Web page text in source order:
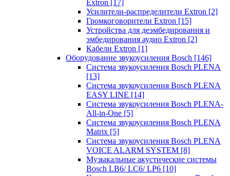
Extron [17]
Усилители-распределители Extron [2]
Громкоговорители Extron [15]
Устройства для деэмбедирования и
эмбедирования аудио Extron [2]
Кабели Extron [1]
Оборудование звукоусиления Bosch [146]
Система звукоусиления Bosch PLENA
[13]
Система звукоусиления Bosch PLENA
EASY LINE [14]
Система звукоусиления Bosch PLENA-
All-in-One [5]
Система звукоусиления Bosch PLENA
Matrix [5]
Система звукоусиления Bosch PLENA
VOICE ALARM SYSTEM [8]
Музыкальные акустические системы
Bosch LB6/ LC6/ LP6 [10]